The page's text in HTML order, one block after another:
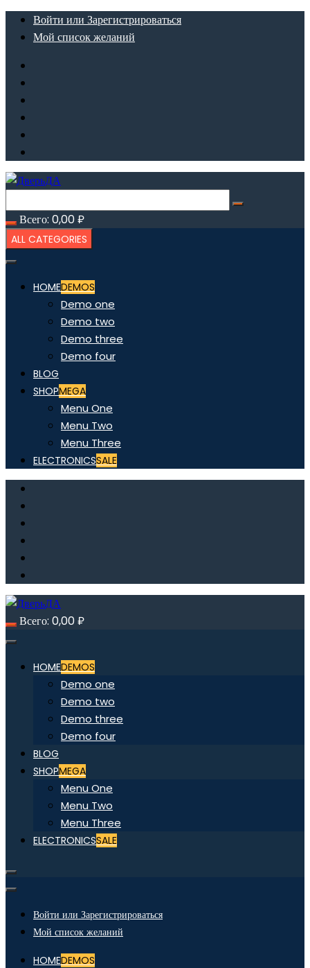
ПерейтиВойти или Зарегистрироваться
Мой список желаний
Всего: 0,00₽
ALL CATEGORIES
HOMEDEMOS
Demo one
Demo two
Demo three
Demo four
BLOG
SHOPMEGA
Menu One
Menu Two
Menu Three
ELECTRONICSSALE
Всего: 0,00₽
HOMEDEMOS
Demo one
Demo two
Demo three
Demo four
BLOG
SHOPMEGA
Menu One
Menu Two
Menu Three
ELECTRONICSSALE
Войти или Зарегистрироваться
Мой список желаний
HOMEDEMOS